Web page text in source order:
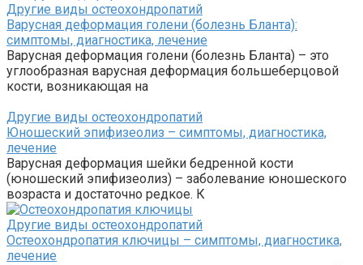
Другие виды остеохондропатий
Варусная деформация голени (болезнь Бланта):
симптомы, диагностика, лечение
Варусная деформация голени (болезнь Бланта) – это
углообразная варусная деформация большеберцовой
кости, возникающая на
Другие виды остеохондропатий
Юношеский эпифизеолиз – симптомы, диагностика,
лечение
Варусная деформация шейки бедренной кости
(юношеский эпифизеолиз) – заболевание юношеского
возраста и достаточно редкое. К
Другие виды остеохондропатий
Остеохондропатия ключицы – симптомы, диагностика,
лечение